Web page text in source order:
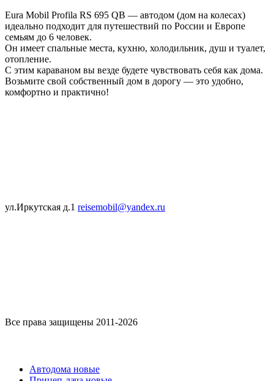
Eura Mobil Profila RS 695 QB — автодом (дом на колесах)
идеально подходит для путешествий по России и Европе
семьям до 6 человек.
Он имеет спальные места, кухню, холодильник, душ и туалет,
отопление.
С этим караваном вы везде будете чувствовать себя как дома.
Возьмите свой собственный дом в дорогу — это удобно,
комфортно и практично!
ул.Иркутская д.1 reisemobil@yandex.ru
Все права защищены 2011-2026
Автодома новые